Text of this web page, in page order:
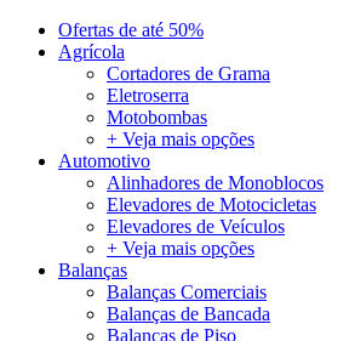
Ofertas de até 50%
Agrícola
Cortadores de Grama
Eletroserra
Motobombas
+ Veja mais opções
Automotivo
Alinhadores de Monoblocos
Elevadores de Motocicletas
Elevadores de Veículos
+ Veja mais opções
Balanças
Balanças Comerciais
Balanças de Bancada
Balanças de Piso